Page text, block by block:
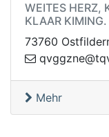
WEITES HERZ,
KLAAR KIMING.
73760
ggvq
Mehr